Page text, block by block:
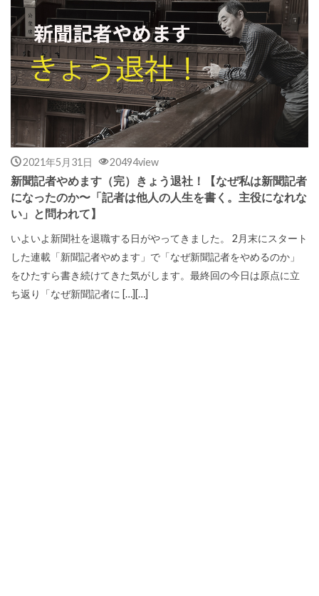
2021年5月31日 20494view
新聞記者やめます（完）きょう退社！【なぜ私は新聞記者
になったのか〜「記者は他人の人生を書く。主役になれな
い」と問われて】
いよいよ新聞社を退職する日がやってきました。 2月末にスタート
した連載「新聞記者やめます」で「なぜ新聞記者をやめるのか」
をひたすら書き続けてきた気がします。最終回の今日は原点に立
ち返り「なぜ新聞記者に […][…]